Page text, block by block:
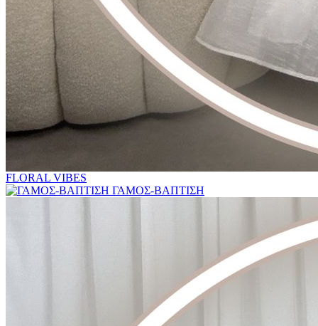
FLORAL VIBES
ΓΑΜΟΣ-ΒΑΠΤΙΣΗ